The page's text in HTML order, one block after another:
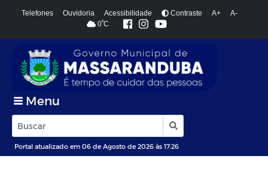
Telefones Ouvidoria Acessibilidade Contraste A+
A-
0ºC
Menu
Portal atualizado em 06 de Agosto de 2026 às 17:26